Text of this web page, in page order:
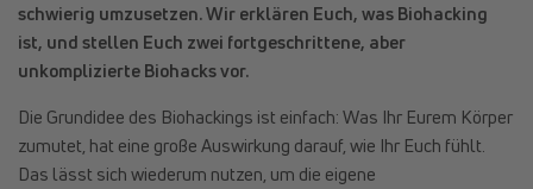
schwierig umzusetzen. Wir erklären Euch, was Biohacking
ist, und stellen Euch zwei fortgeschrittene, aber
unkomplizierte Biohacks vor.
Die Grundidee des Biohackings ist einfach: Was Ihr Eurem Körper
zumutet, hat eine große Auswirkung darauf, wie Ihr Euch fühlt.
Das lässt sich wiederum nutzen, um die eigene